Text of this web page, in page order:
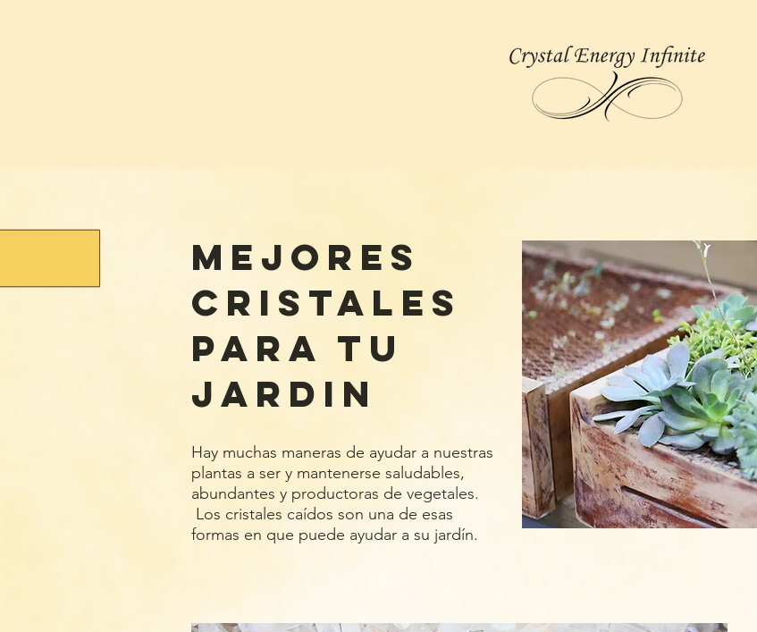
mejores
cristales
para TU
JARDIN
Hay muchas maneras de ayudar a nuestras
plantas a ser y mantenerse saludables,
abundantes y productoras de vegetales.
Los cristales caídos son una de esas
formas en que puede ayudar a su jardín.